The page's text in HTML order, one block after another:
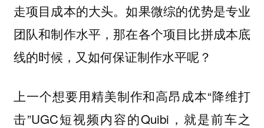
走项目成本的大头。如果微综的优势是专业
团队和制作水平，那在各个项目比拼成本底
线的时候，又如何保证制作水平呢？
上一个想要用精美制作和高昂成本“降维打
击”UGC短视频内容的Quibi，就是前车之